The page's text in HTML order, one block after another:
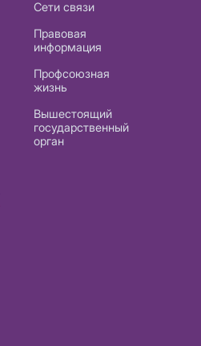
Сети связи
Правовая
информация
Профсоюзная
жизнь
Вышестоящий
государственный
орган